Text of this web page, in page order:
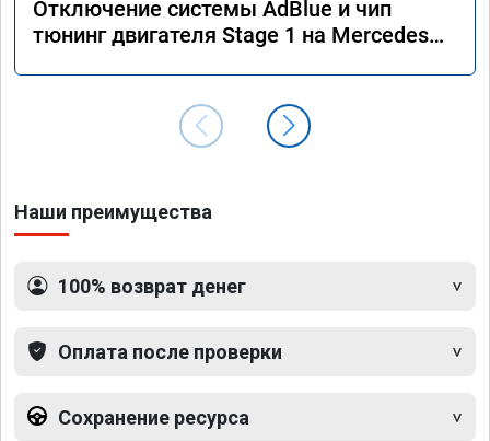
Отключение системы AdBlue и чип
тюнинг двигателя Stage 1 на Mercedes
Наши преимущества
100% возврат денег
Оплата после проверки
Сохранение ресурса